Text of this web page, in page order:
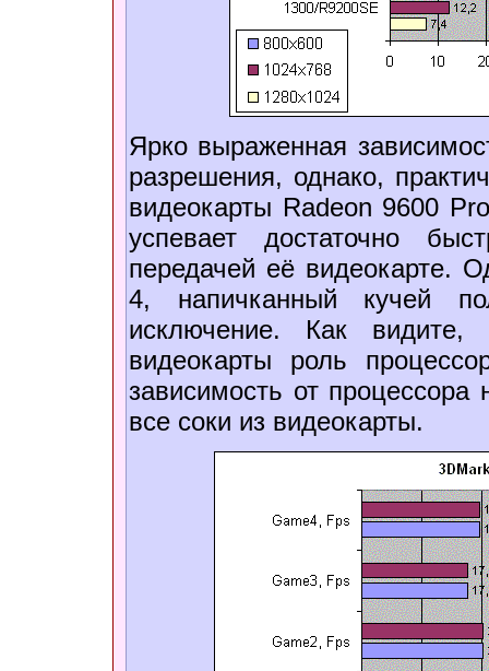
Ярко выраженная
разрешения, однако,
видеокарты Radeon 9600
успевает достаточно
передачей её видеокарте.
4, напичканный кучей
исключение. Как
видеокарты роль
зависимость от
все соки из видеокарты.